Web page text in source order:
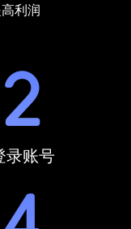
利润
录账号